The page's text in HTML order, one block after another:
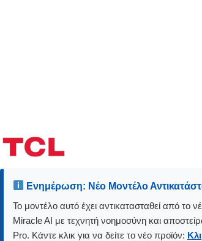
Ενημέρωση: Νέο Μοντέλο
Το μοντέλο αυτό έχει αντικατασταθεί από το
Miracle AI με τεχνητή νοημοσύνη και
Pro. Κάντε κλικ για να δείτε το νέο προϊόν: